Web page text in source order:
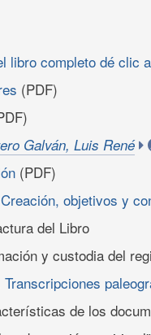
libro completo dé clic
(PDF)
Galván, Luis René
(PDF)
objetivos y
del Libro
y custodia del
Transcripciones
de los